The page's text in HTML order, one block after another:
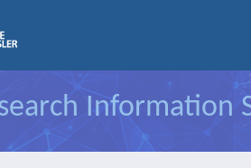
Information